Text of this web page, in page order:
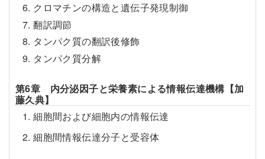
6. クロマチンの構造と遺伝子発現制御
7. 翻訳調節
8. タンパク質の翻訳後修飾
9. タンパク質分解
第6章 内分泌因子と栄養素による情報伝達機構【加
藤久典】
1. 細胞間および細胞内の情報伝達
2. 細胞間情報伝達分子と受容体